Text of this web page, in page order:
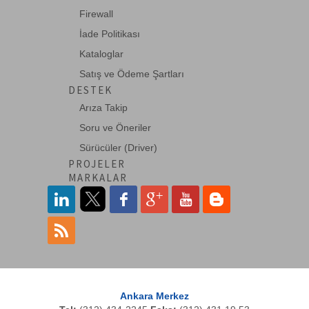
Firewall
İade Politikası
Kataloglar
Satış ve Ödeme Şartları
DESTEK
Arıza Takip
Soru ve Öneriler
Sürücüler (Driver)
PROJELER
MARKALAR
Ankara Merkez